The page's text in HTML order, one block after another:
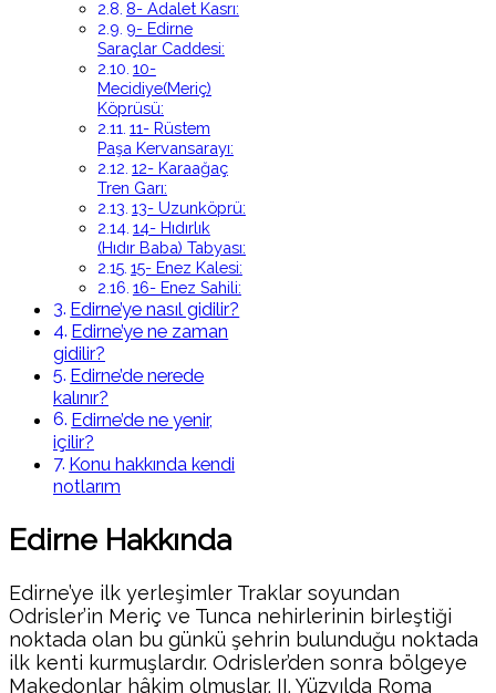
8- Adalet Kasrı:
9- Edirne
Saraçlar Caddesi:
10-
Mecidiye(Meriç)
Köprüsü:
11- Rüstem
Paşa Kervansarayı:
12- Karaağaç
Tren Garı:
13- Uzunköprü:
14- Hıdırlık
(Hıdır Baba) Tabyası:
15- Enez Kalesi:
16- Enez Sahili:
Edirne’ye nasıl gidilir?
Edirne’ye ne zaman
gidilir?
Edirne’de nerede
kalınır?
Edirne’de ne yenir,
içilir?
Konu hakkında kendi
notlarım
Edirne Hakkında
Edirne’ye ilk yerleşimler Traklar soyundan
Odrisler’in Meriç ve Tunca nehirlerinin birleştiği
noktada olan bu günkü şehrin bulunduğu noktada
ilk kenti kurmuşlardır. Odrisler’den sonra bölgeye
Makedonlar hâkim olmuşlar. II. Yüzyılda Roma